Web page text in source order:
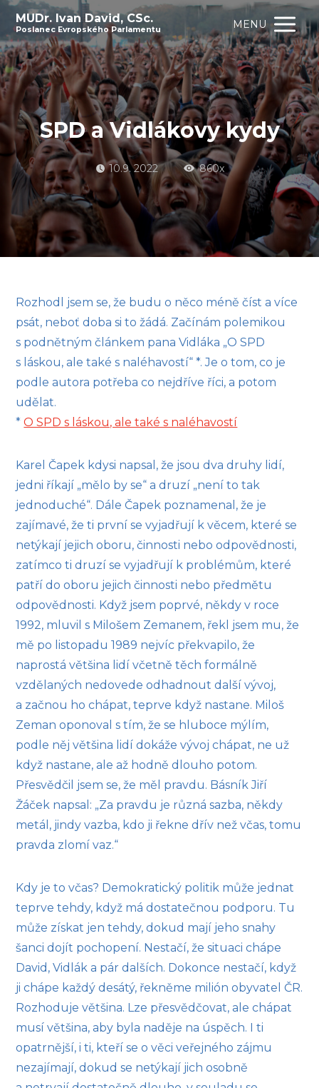
MUDr. Ivan David, CSc.
Poslanec Evropského Parlamentu MENU
SPD a Vidlákovy kydy
10.9. 2022 860x
Rozhodl jsem se, že budu o něco méně číst a více
psát, neboť doba si to žádá. Začínám polemikou
s podnětným článkem pana Vidláka „O SPD
s láskou, ale také s naléhavostí“ *. Je o tom, co je
podle autora potřeba co nejdříve říci, a potom
udělat.
*O SPD s láskou, ale také s naléhavostí
Karel Čapek kdysi napsal, že jsou dva druhy lidí,
jedni říkají „mělo by se“ a druzí „není to tak
jednoduché“. Dále Čapek poznamenal, že je
zajímavé, že ti první se vyjadřují k věcem, které se
netýkají jejich oboru, činnosti nebo odpovědnosti,
zatímco ti druzí se vyjadřují k problémům, které
patří do oboru jejich činnosti nebo předmětu
odpovědnosti. Když jsem poprvé, někdy v roce
1992, mluvil s Milošem Zemanem, řekl jsem mu, že
mě po listopadu 1989 nejvíc překvapilo, že
naprostá většina lidí včetně těch formálně
vzdělaných nedovede odhadnout další vývoj,
a začnou ho chápat, teprve když nastane. Miloš
Zeman oponoval s tím, že se hluboce mýlím,
podle něj většina lidí dokáže vývoj chápat, ne už
když nastane, ale až hodně dlouho potom.
Přesvědčil jsem se, že měl pravdu. Básník Jiří
Žáček napsal: „Za pravdu je různá sazba, někdy
metál, jindy vazba, kdo ji řekne dřív než včas, tomu
pravda zlomí vaz.“
Kdy je to včas? Demokratický politik může jednat
teprve tehdy, když má dostatečnou podporu. Tu
může získat jen tehdy, dokud mají jeho snahy
šanci dojít pochopení. Nestačí, že situaci chápe
David, Vidlák a pár dalších. Dokonce nestačí, když
ji chápe každý desátý, řekněme milión obyvatel ČR.
Rozhoduje většina. Lze přesvědčovat, ale chápat
musí většina, aby byla naděje na úspěch. I ti
opatrnější, i ti, kteří se o věci veřejného zájmu
nezajímají, dokud se netýkají jich osobně